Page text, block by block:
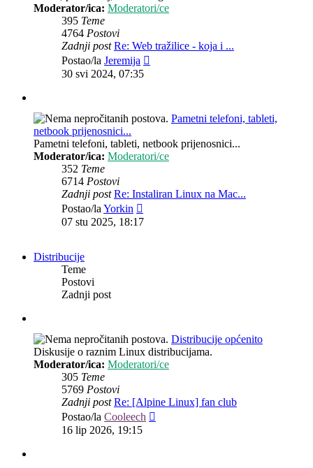
Moderator/ica: Moderatori/ce
395 Teme
4764 Postovi
Zadnji post Re: Web tražilice - koja i ...
Postao/la Jeremija
30 svi 2024, 07:35
Pametni telefoni, tableti,
netbook prijenosnici...
Pametni telefoni, tableti, netbook prijenosnici...
Moderator/ica: Moderatori/ce
352 Teme
6714 Postovi
Zadnji post Re: Instaliran Linux na Mac...
Postao/laYorkin
post
07 stu 2025, 18:17
Distribucije
Teme
Postovi
Zadnji post
Distribucije općenito
Diskusije o raznim Linux distribucijama.
Moderator/ica: Moderatori/ce
305 Teme
5769 Postovi
Zadnji post Re: [Alpine Linux] fan club
Postao/la Cooleech
16 lip 2026, 19:15